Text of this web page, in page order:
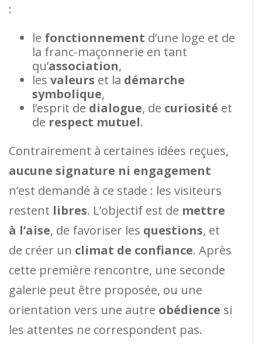
:
le fonctionnement d’une loge et de
la franc-maçonnerie en tant
qu’association,
les valeurs et la démarche
symbolique,
l’esprit de dialogue, de curiosité et
de respect mutuel.
Contrairement à certaines idées reçues,
aucune signature ni engagement
n’est demandé à ce stade : les visiteurs
restent libres. L’objectif est de mettre
à l’aise, de favoriser les questions, et
de créer un climat de confiance. Après
cette première rencontre, une seconde
galerie peut être proposée, ou une
orientation vers une autre obédience si
les attentes ne correspondent pas.